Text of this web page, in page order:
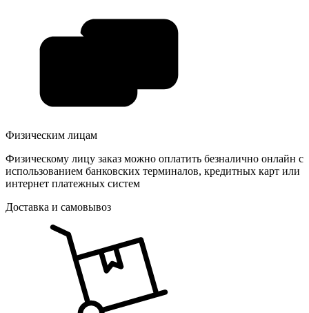
Физическим лицам
Физическому лицу заказ можно оплатить безналично онлайн с
использованием банковских терминалов, кредитных карт или
интернет платежных систем
Доставка и самовывоз